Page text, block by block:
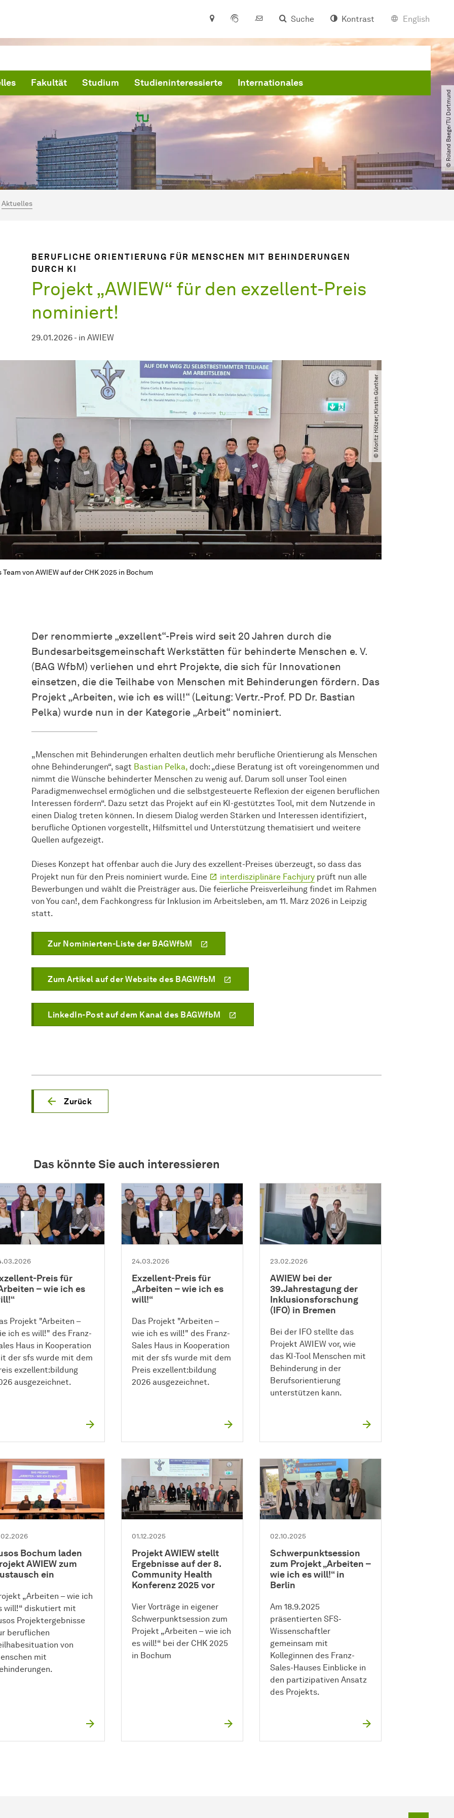
Suche Kontrast English
Fakultät Studium Studieninteressierte Internationales
© Roland Baege​/​TU Dortmund
hier:
Aktuelles
BERUFLICHE ORIENTIERUNG FÜR MENSCHEN MIT BEHINDERUNGEN
DURCH KI
Projekt „AWIEW“ für den exzellent-Preis
nominiert!
29.01.2026 - in AWIEW
© Moritz Hölzer; Kirstin Günther
Team von AWIEW auf der CHK 2025 in Bochum
Der renommierte „exzellent“-Preis wird seit 20 Jahren durch die
Bundesarbeitsgemeinschaft Werkstätten für behinderte Menschen e. V.
(BAG WfbM) verliehen und ehrt Projekte, die sich für Innovationen
einsetzen, die die Teilhabe von Menschen mit Behinderungen fördern. Das
Projekt „Arbeiten, wie ich es will!“ (Leitung: Vertr.-Prof. PD Dr. Bastian
Pelka) wurde nun in der Kategorie „Arbeit“ nominiert.
„Menschen mit Behinderungen erhalten deutlich mehr berufliche Orientierung als Menschen
ohne Behinderungen“, sagt Bastian Pelka, doch: „diese Beratung ist oft voreingenommen und
nimmt die Wünsche behinderter Menschen zu wenig auf. Darum soll unser Tool einen
Paradigmenwechsel ermöglichen und die selbstgesteuerte Reflexion der eigenen beruflichen
Interessen fördern“. Dazu setzt das Projekt auf ein KI-gestütztes Tool, mit dem Nutzende in
einen Dialog treten können. In diesem Dialog werden Stärken und Interessen identifiziert,
berufliche Optionen vorgestellt, Hilfsmittel und Unterstützung thematisiert und weitere
Quellen aufgezeigt.
Dieses Konzept hat offenbar auch die Jury des exzellent-Preises überzeugt, so dass das
Projekt nun für den Preis nominiert wurde. Eine
interdisziplinäre Fachjury prüft nun alle
Bewerbungen und wählt die Preisträger aus. Die feierliche Preisverleihung findet im Rahmen
von You can!, dem Fachkongress für Inklusion im Arbeitsleben, am 11. März 2026 in Leipzig
statt.
Zur Nominierten-Liste der BAGWfbM
Zum Artikel auf der Website des BAGWfbM
LinkedIn-Post auf dem Kanal des BAGWfbM
Zurück
Das könnte Sie auch interessieren
Preis für
– wie ich es
Projekt "Arbeiten –
ich es will!" des Franz-
Haus in Kooperation
der sfs wurde mit dem
exzellent:bildung
ausgezeichnet.
24.03.2026
Exzellent-Preis für
„Arbeiten – wie ich es
will!“
Das Projekt "Arbeiten –
wie ich es will!" des Franz-
Sales Haus in Kooperation
mit der sfs wurde mit dem
Preis exzellent:bildung
2026 ausgezeichnet.
23.02.2026
AWIEW bei der
39. Jahrestagung der
Inklusionsforschung
(IFO) in Bremen
Bei der IFO stellte das
Projekt AWIEW vor, wie
das KI-Tool Menschen mit
Behinderung in der
Berufsorientierung
unterstützen kann.
Bochum laden
AWIEW zum
ein
„Arbeiten – wie ich
will!“ diskutiert mit
Projektergebnisse
beruflichen
von
mit
01.12.2025
Projekt AWIEW stellt
Ergebnisse auf der 8.
Community Health
Konferenz 2025 vor
Vier Vorträge in eigener
Schwerpunktsession zum
Projekt „Arbeiten – wie ich
es will!“ bei der CHK 2025
in Bochum
02.10.2025
Schwerpunktsession
zum Projekt „Arbeiten –
wie ich es will!“ in
Berlin
Am 18.9.2025
präsentierten SFS-
Wissenschaftler
gemeinsam mit
Kolleginnen des Franz-
Sales-Hauses Einblicke in
den partizipativen Ansatz
des Projekts.